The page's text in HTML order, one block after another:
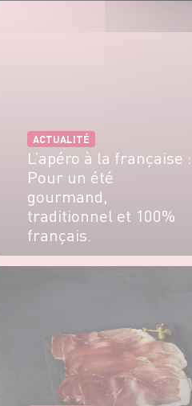
ACTUALITÉ
L’apéro à la française :
Pour un été
gourmand,
traditionnel et 100%
français.